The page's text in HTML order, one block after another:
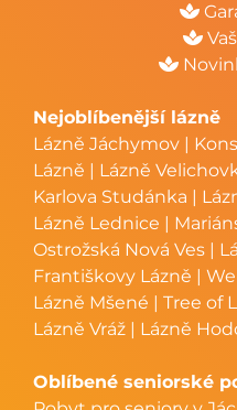
Nejoblíbenější lázně
Lázně Jáchymov |
Lázně | Lázně
Karlova Studánka |
Lázně Lednice |
Ostrožská Nová Ves |
Františkovy Lázně |
Lázně Mšené | Tree of
Lázně Vráž | Lázně
Oblíbené seniorské